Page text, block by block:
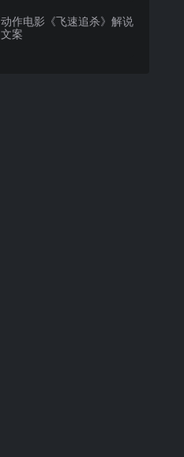
动作电影《飞速追杀》解说
文案